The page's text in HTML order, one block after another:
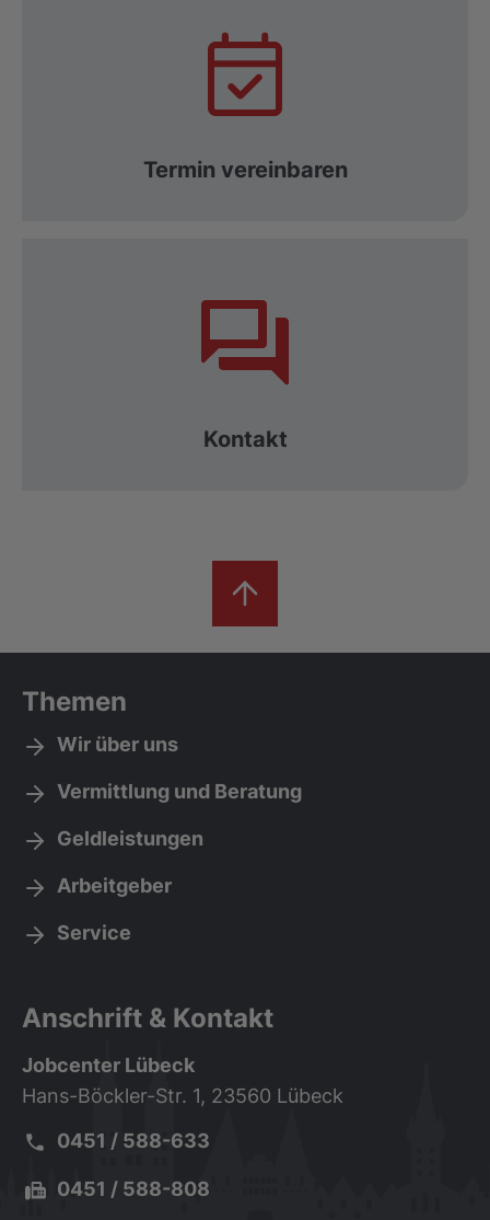
Termin vereinbaren
Kontakt
Themen
Wir über uns
Vermittlung und Beratung
Geldleistungen
Arbeitgeber
Service
Anschrift & Kontakt
Jobcenter Lübeck
Hans-Böckler-Str. 1, 23560 Lübeck
Telefon:
0451 / 588-633
Fax:0451 / 588-808